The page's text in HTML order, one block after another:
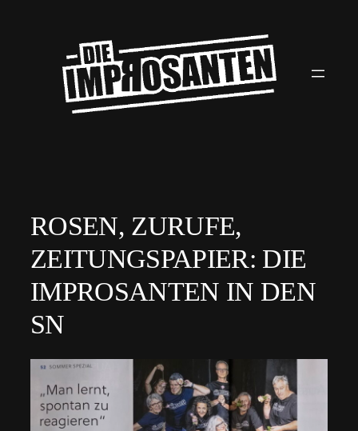
ROSEN, ZURUFE,
ZEITUNGSPAPIER: DIE
IMPROSANTEN IN DEN
SN